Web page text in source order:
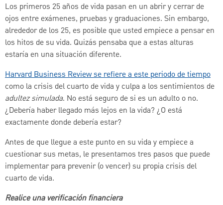
Los primeros 25 años de vida pasan en un abrir y cerrar de
ojos entre exámenes, pruebas y graduaciones. Sin embargo,
alrededor de los 25, es posible que usted empiece a pensar en
los hitos de su vida. Quizás pensaba que a estas alturas
estaría en una situación diferente.
Harvard Business Review se refiere a este periodo de tiempo
como la crisis del cuarto de vida y culpa a los sentimientos de
adultez simulada. No está seguro de si es un adulto o no.
¿Debería haber llegado más lejos en la vida? ¿O está
exactamente donde debería estar?
Antes de que llegue a este punto en su vida y empiece a
cuestionar sus metas, le presentamos tres pasos que puede
implementar para prevenir (o vencer) su propia crisis del
cuarto de vida.
Realice una verificación financiera